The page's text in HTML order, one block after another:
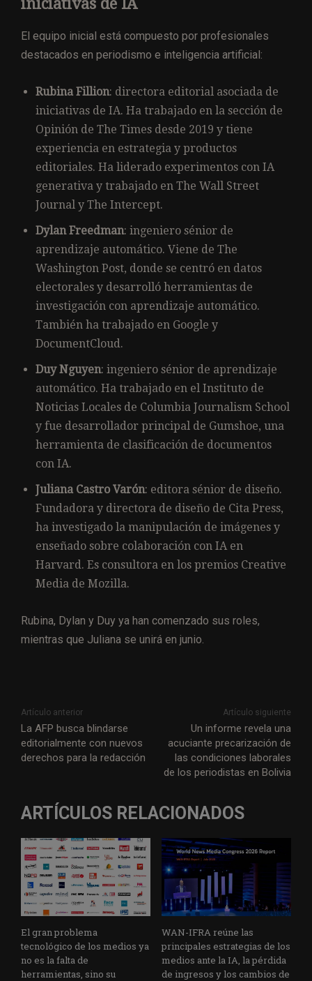
iniciativas de IA
El equipo inicial está compuesto por profesionales
destacados en periodismo e inteligencia artificial:
Rubina Fillion: directora editorial asociada de
iniciativas de IA. Ha trabajado en la sección de
Opinión de The Times desde 2019 y tiene
experiencia en estrategia y productos
editoriales. Ha liderado experimentos con IA
generativa y trabajado en The Wall Street
Journal y The Intercept.
Dylan Freedman: ingeniero sénior de
aprendizaje automático. Viene de The
Washington Post, donde se centró en datos
electorales y desarrolló herramientas de
investigación con aprendizaje automático.
También ha trabajado en Google y
DocumentCloud.
Duy Nguyen: ingeniero sénior de aprendizaje
automático. Ha trabajado en el Instituto de
Noticias Locales de Columbia Journalism School
y fue desarrollador principal de Gumshoe, una
herramienta de clasificación de documentos
con IA.
Juliana Castro Varón: editora sénior de diseño.
Fundadora y directora de diseño de Cita Press,
ha investigado la manipulación de imágenes y
enseñado sobre colaboración con IA en
Harvard. Es consultora en los premios Creative
Media de Mozilla.
Rubina, Dylan y Duy ya han comenzado sus roles,
mientras que Juliana se unirá en junio.
Artículo anterior
La AFP busca blindarse
editorialmente con nuevos
derechos para la redacción
Artículo siguiente
Un informe revela una
acuciante precarización de
las condiciones laborales
de los periodistas en Bolivia
ARTÍCULOS RELACIONADOS
El gran problema
tecnológico de los medios ya
no es la falta de
herramientas, sino su
WAN-IFRA reúne las
principales estrategias de los
medios ante la IA, la pérdida
de ingresos y los cambios de